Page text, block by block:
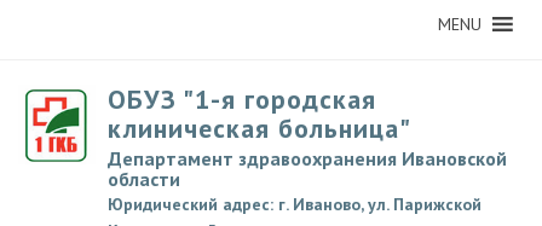
MENU
ОБУЗ "1-я городская
клиническая больница"
Департамент здравоохранения Ивановской
области
Юридический адрес: г. Иваново, ул. Парижской